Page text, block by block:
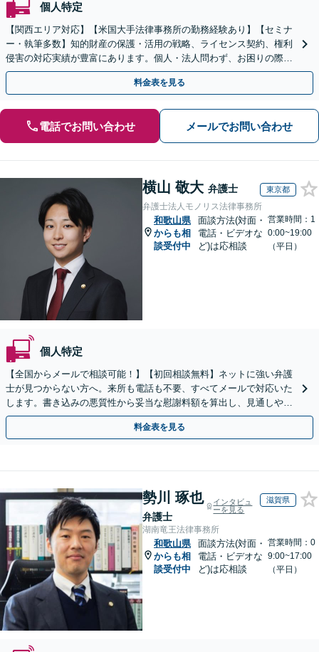
個人特定
【関西エリア対応】【米国大手法律事務所の勤務経験あり】【セミナ
ー・執筆多数】知的財産の保護・活用の戦略、ライセンス契約、権利
侵害の対応実績が豊富にあります。個人・法人問わず、お困りの際は
お気軽にご相談ください。【弁護士歴15年以上】
料金表を見る
電話でお問い合わせ メールでお問い合わせ
横山 敬大 弁護士 東京都
弁護士法人モノリス法律事務所
和歌山県
からも相
談受付中
面談方法(対面・
電話・ビデオな
ど)は応相談
営業時間：1
0:00~19:00
（平日）
個人特定
【全国からメールで相談可能！】【初回相談無料】ネットに強い弁護
士が見つからない方へ。来所も電話も不要、すべてメールで対応いた
します。書き込みの悪質性から妥当な慰謝料額を算出し、見通しや費
用面のリスクも包み隠さずお伝えしサポートします。
料金表を見る
勢川 琢也
弁護士
インタビュ
ーを見る
滋賀県
湖南竜王法律事務所
和歌山県
からも相
談受付中
面談方法(対面・
電話・ビデオな
ど)は応相談
営業時間：0
9:00~17:00
（平日）